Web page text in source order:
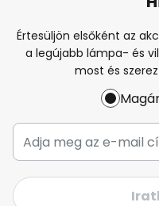
Értesüljön elsőként az
a legújabb lámpa- és
most és